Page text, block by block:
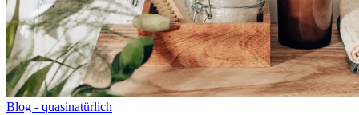
Blog - quasinatürlich